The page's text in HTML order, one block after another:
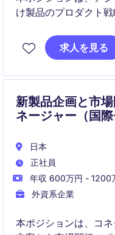
け製品のプロダクト
営業・技術・オペレ
収益性の両立を実現
求人を見る
新製品企画と市
ネージャー（国際
日本
正社員
年収 600万円 - 1200
外資系企業
本ポジションは、コ